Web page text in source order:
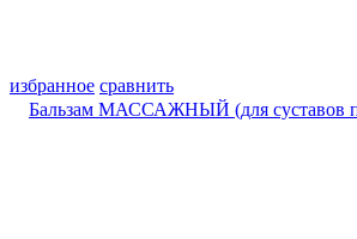
избранное сравнить